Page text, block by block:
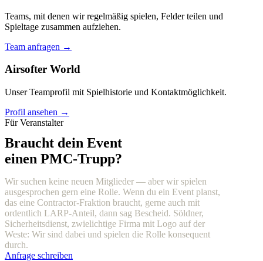
Teams, mit denen wir regelmäßig spielen, Felder teilen und
Spieltage zusammen aufziehen.
Team anfragen →
Airsofter World
Unser Teamprofil mit Spielhistorie und Kontaktmöglichkeit.
Profil ansehen →
Für Veranstalter
Braucht dein Event
einen PMC-Trupp?
Wir suchen keine neuen Mitglieder — aber wir spielen
ausgesprochen gern eine Rolle. Wenn du ein Event planst,
das eine Contractor-Fraktion braucht, gerne auch mit
ordentlich LARP-Anteil, dann sag Bescheid. Söldner,
Sicherheitsdienst, zwielichtige Firma mit Logo auf der
Weste: Wir sind dabei und spielen die Rolle konsequent
durch.
Anfrage schreiben